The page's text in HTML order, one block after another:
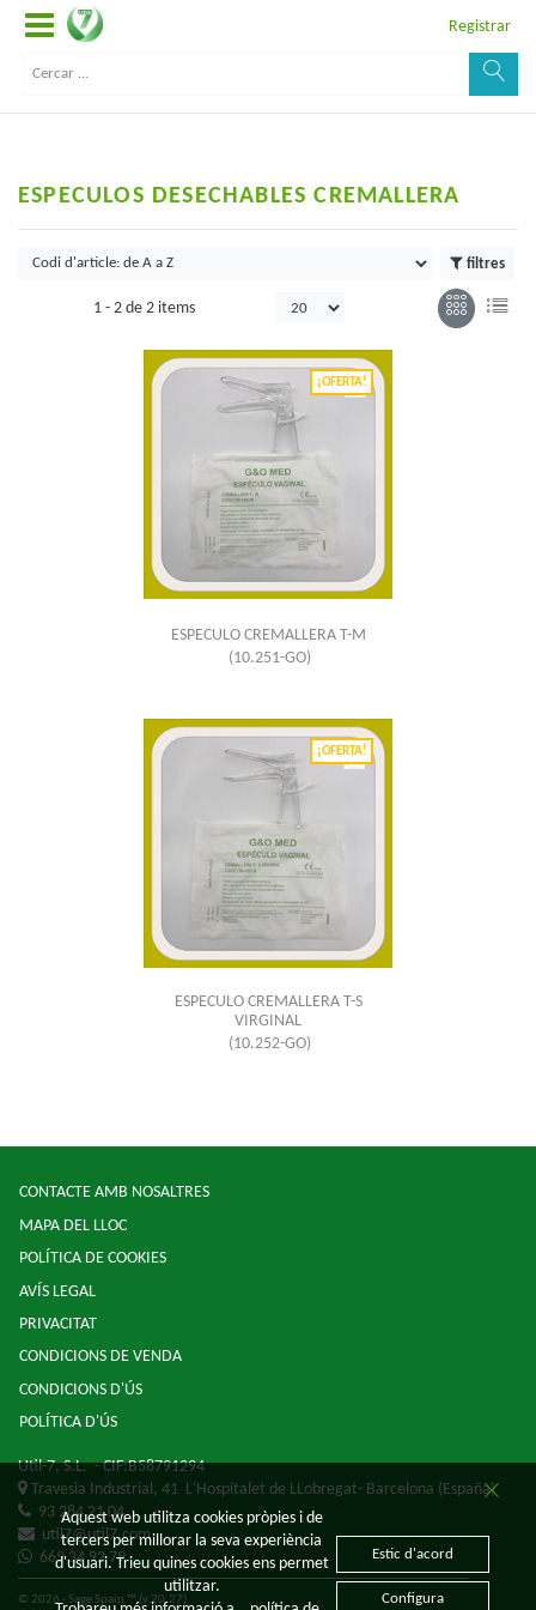
Registrar
ESPECULOS DESECHABLES CREMALLERA
filtres
1 - 2 de 2 items
¡OFERTA!
ESPECULO CREMALLERA T-M
(10.251-GO)
¡OFERTA!
ESPECULO CREMALLERA T-S
VIRGINAL
(10.252-GO)
CONTACTE AMB NOSALTRES
MAPA DEL LLOC
POLÍTICA DE COOKIES
AVÍS LEGAL
PRIVACITAT
CONDICIONS DE VENDA
CONDICIONS D'ÚS
POLÍTICA D'ÚS
Util-7, S.L.- CIF:B58791294
Travesia Industrial, 41 L'Hospitalet de LLobregat- Barcelona (España)
93 284 21 04
util7@util7.com
669 34 92 79
© 2026 - Sage Spain ™ (v.20.27)
Aquest web utilitza cookies pròpies i de
tercers per millorar la seva experiència
d'usuari. Trieu quines cookies ens permet
utilitzar.
Estic d'acord
Configura